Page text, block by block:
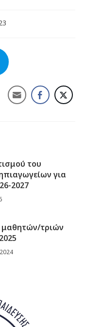
του
για
2027
μαθητών/τριών